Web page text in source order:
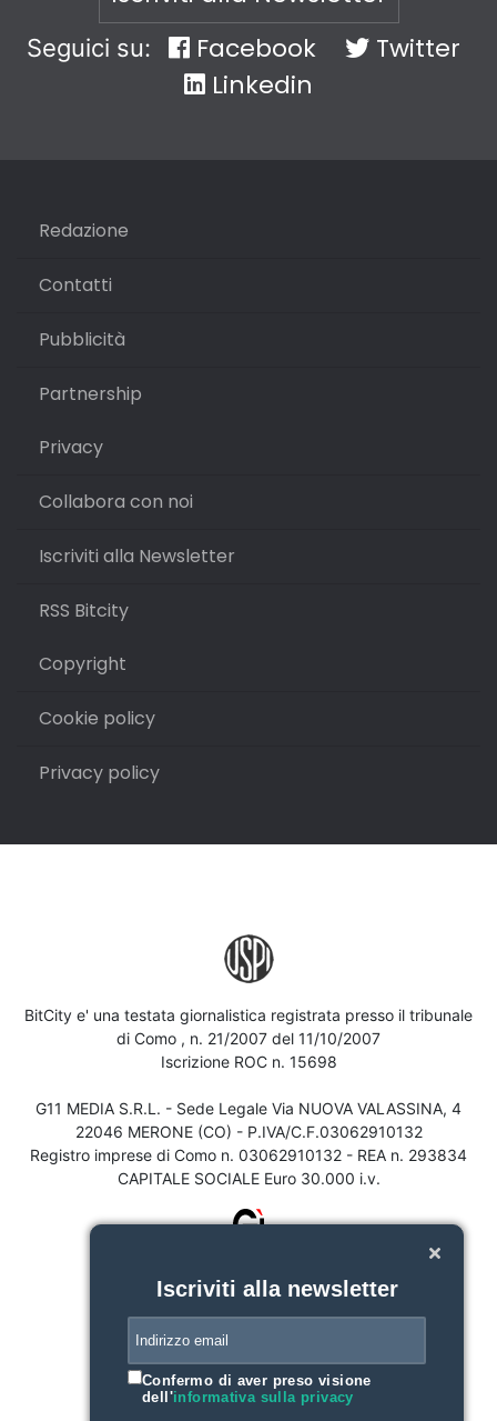
Seguici su: Facebook
Twitter
Linkedin
Redazione
Contatti
Pubblicità
Partnership
Privacy
Collabora con noi
Iscriviti alla Newsletter
RSS Bitcity
Copyright
Cookie policy
Privacy policy
BitCity e' una testata giornalistica registrata presso il tribunale
di Como , n. 21/2007 del 11/10/2007
Iscrizione ROC n. 15698
G11 MEDIA S.R.L. - Sede Legale Via NUOVA VALASSINA, 4
22046 MERONE (CO) - P.IVA/C.F.03062910132
Registro imprese di Como n. 03062910132 - REA n. 293834
CAPITALE SOCIALE Euro 30.000 i.v.
Iscriviti alla newsletter
Confermo di aver preso visione
dell'informativa sulla privacy